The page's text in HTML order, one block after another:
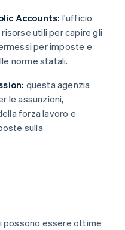
Accounts: l'ufficio
utili per capire gli
per imposte e
norme statali.
questa agenzia
le assunzioni,
forza lavoro e
sulla
possono essere ottime